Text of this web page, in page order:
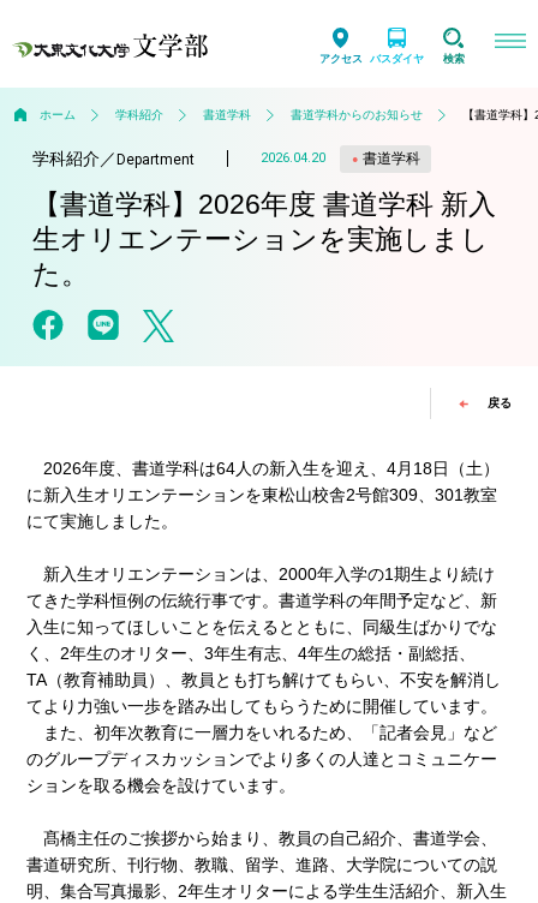
アクセス バスダイヤ 検索
ホーム 学科紹介 書道学科 書道学科からのお知らせ 【書道学科
学科紹介／Department 2026.04.20 書道学科
【書道学科】2026年度 書道学科 新入
生オリエンテーションを実施しまし
た。
戻る
2026年度、書道学科は64人の新入生を迎え、4月18日（土）
に新入生オリエンテーションを東松山校舎2号館309、301教室
にて実施しました。
新入生オリエンテーションは、2000年入学の1期生より続け
てきた学科恒例の伝統行事です。書道学科の年間予定など、新
入生に知ってほしいことを伝えるとともに、同級生ばかりでな
く、2年生のオリター、3年生有志、4年生の総括・副総括、
TA（教育補助員）、教員とも打ち解けてもらい、不安を解消し
てより力強い一歩を踏み出してもらうために開催しています。
また、初年次教育に一層力をいれるため、「記者会見」など
のグループディスカッションでより多くの人達とコミュニケー
ションを取る機会を設けています。
髙橋主任のご挨拶から始まり、教員の自己紹介、書道学会、
書道研究所、刊行物、教職、留学、進路、大学院についての説
明、集合写真撮影、2年生オリターによる学生生活紹介、新入生